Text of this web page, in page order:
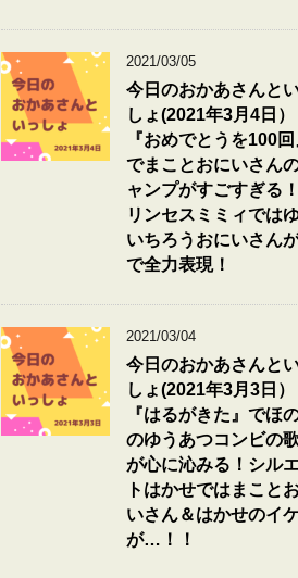
2021/03/05
今日のおかあさんと
しょ(2021年3月4日）
『おめでとうを100回
でまことおにいさん
ャンプがすごすぎる
リンセスミミィでは
いちろうおにいさん
で全力表現！
2021/03/04
今日のおかあさんと
しょ(2021年3月3日）
『はるがきた』でほ
のゆうあつコンビの
が心に沁みる！シル
トはかせではまこと
いさん＆はかせのイ
が…！！